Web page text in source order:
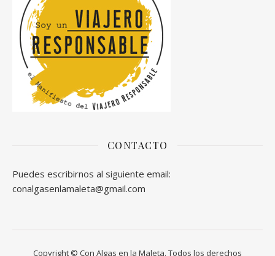
CONTACTO
Puedes escribirnos al siguiente email:
conalgasenlamaleta@gmail.com
Copyright © Con Algas en la Maleta. Todos los derechos